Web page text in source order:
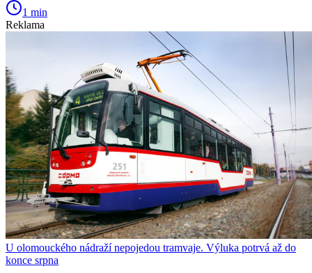
1 min
Reklama
U olomouckého nádraží nepojedou tramvaje. Výluka potrvá až do
konce srpna